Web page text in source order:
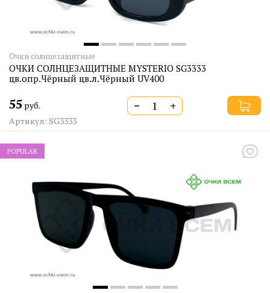
Очки солнцезащитные
ОЧКИ СОЛНЦЕЗАЩИТНЫЕ MYSTERIO SG3333
цв.опр.Чёрный цв.л.Чёрный UV400
55 руб. − +
Артикул: SG3333
POPULAR